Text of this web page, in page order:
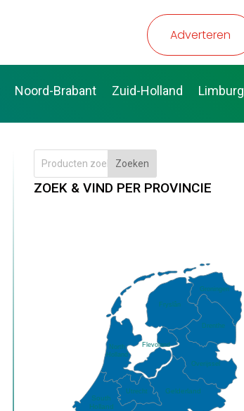
Adverteren
Noord-Brabant Zuid-Holland Limburg
Zoeken
ZOEK & VIND PER PROVINCIE
Drenthe
Flevoland
Fryslân
Gelderland
Groningen
North
Holland
Overijssel
South
Holland
Utrecht